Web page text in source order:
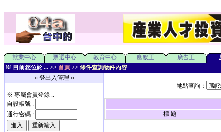
就業中心 票選中心 教育中心 幽默王 廣告王
※ 目前您位於 ... >> 首頁 >> 條件查詢物件內容
○ 登出入管理 ○
※ 專屬會員登錄 ..
自設帳號 :
通行密碼 :
地點查詢：
標 題